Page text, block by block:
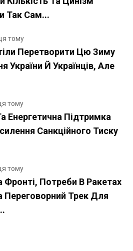
Так Сам...
тому
Перетворити Цю Зиму
України Й Українців, Але
тому
Енергетична Підтримка
Санкційного Тиску
тому
Фронті, Потреби В Ракетах
Трек Для